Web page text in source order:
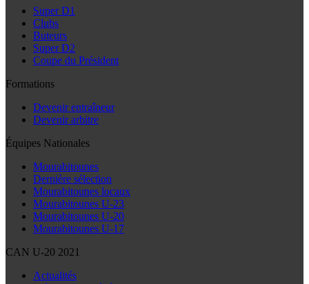
Super D1
Clubs
Buteurs
Super D2
Coupe du Président
Formations
Devenir entraîneur
Devenir arbitre
Équipes Nationales
Mourabitounes
Dernière sélection
Mourabitounes locaux
Mourabitounes U-23
Mourabitounes U-20
Mourabitounes U-17
CAN U-20 2021
Actualités